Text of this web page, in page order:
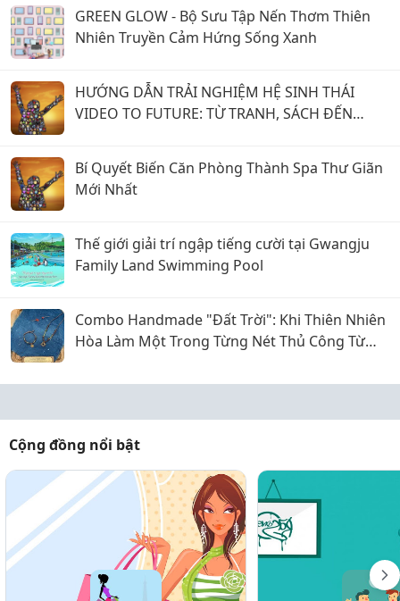
GREEN GLOW - Bộ Sưu Tập Nến Thơm Thiên
Nhiên Truyền Cảm Hứng Sống Xanh
HƯỚNG DẪN TRẢI NGHIỆM HỆ SINH THÁI
VIDEO TO FUTURE: TỪ TRANH, SÁCH ĐẾN
Bí Quyết Biến Căn Phòng Thành Spa Thư Giãn
Mới Nhất
Thế giới giải trí ngập tiếng cười tại Gwangju
Family Land Swimming Pool
Combo Handmade "Đất Trời": Khi Thiên Nhiên
Hòa Làm Một Trong Từng Nét Thủ Công Từ
Cộng đồng nổi bật